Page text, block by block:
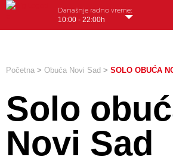
Današnje radno vreme:
10:00 - 22:00h
Početna > Obuća Novi Sad > SOLO OBUĆA
Solo
Novi Sad